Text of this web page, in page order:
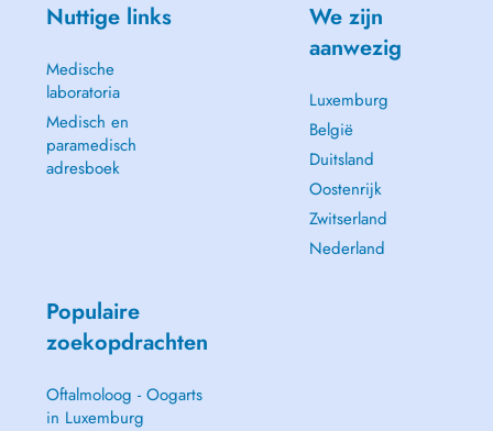
Nuttige links
Medische
laboratoria
Medisch en
paramedisch
adresboek
We zijn
aanwezig
Luxemburg
België
Duitsland
Oostenrijk
Zwitserland
Nederland
Populaire
zoekopdrachten
Oftalmoloog - Oogarts
in Luxemburg